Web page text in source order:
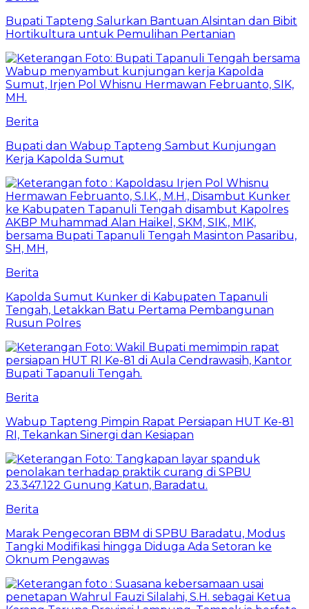
Bupati Tapteng Salurkan Bantuan Alsintan dan Bibit
Hortikultura untuk Pemulihan Pertanian
Berita
Bupati dan Wabup Tapteng Sambut Kunjungan
Kerja Kapolda Sumut
Berita
Kapolda Sumut Kunker di Kabupaten Tapanuli
Tengah, Letakkan Batu Pertama Pembangunan
Rusun Polres
Berita
Wabup Tapteng Pimpin Rapat Persiapan HUT Ke-81
RI, Tekankan Sinergi dan Kesiapan
Berita
Marak Pengecoran BBM di SPBU Baradatu, Modus
Tangki Modifikasi hingga Diduga Ada Setoran ke
Oknum Pengawas